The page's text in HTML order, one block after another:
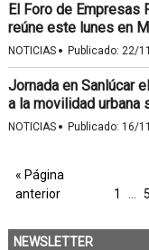
El Foro de Empresas
reúne este lunes en
NOTICIAS · Publicado: 22/
Jornada en Sanlúcar
a la movilidad urbana
NOTICIAS · Publicado: 16/
« Página
anterior
1
NEWSLETTER